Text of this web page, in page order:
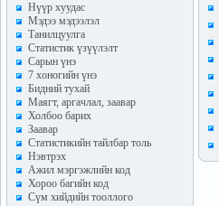
Hүүр хуудас
Мэдээ мэдээлэл
Танилцуулга
Статистик үзүүлэлт
Сарын үнэ
7 хоногийн үнэ
Бидний тухай
Маягт, аргачлал, заавар
Холбоо барих
Заавар
Статистикийн тайлбар толь
Нэвтрэх
Ажил мэргэжлийн код
Хороо багийн код
Сүм хийдийн тооллого